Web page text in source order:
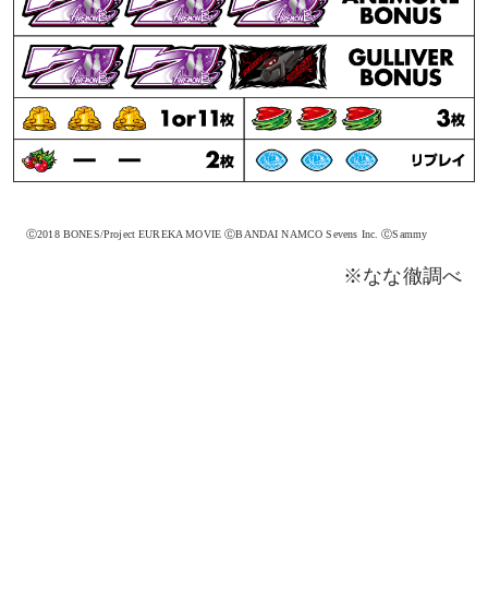
Ⓒ2018 BONES/Project EUREKA MOVIE ⒸBANDAI NAMCO Sevens Inc. ⒸSammy
※なな徹調べ